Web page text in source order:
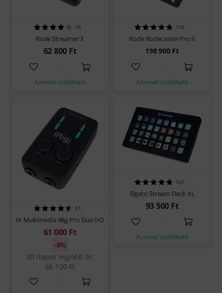
19
Rode Streamer X
62 800 Ft
Azonnal szállítható
110
Rode Rodecaster Pro II
198 900 Ft
Azonnal szállítható
51
IK Multimedia iRig Pro Duo I/O
61 000 Ft
30 napos legjobb ár:
66 100 Ft
-8%
167
Elgato Stream Deck XL
93 500 Ft
Azonnal szállítható